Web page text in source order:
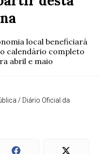
local beneficiará
calendário completo
abril e maio
/ Diário Oficial da